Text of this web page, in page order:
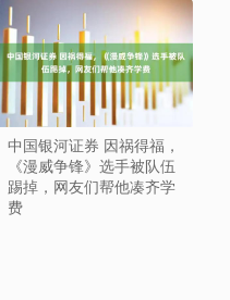
中国银河证券 因祸得福，
《漫威争锋》选手被队伍
踢掉，网友们帮他凑齐学
费